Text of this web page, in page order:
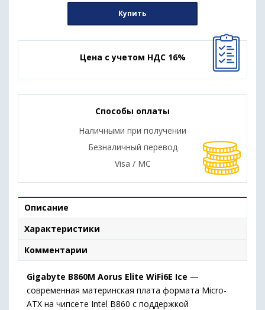
Купить
Цена с учетом НДС 16%
Способы оплаты
Наличными при получении
Безналичный перевод
Visa / MC
Описание
Характеристики
Комментарии
Gigabyte B860M Aorus Elite WiFi6E Ice —
современная материнская плата формата Micro-
ATX на чипсете Intel B860 с поддержкой